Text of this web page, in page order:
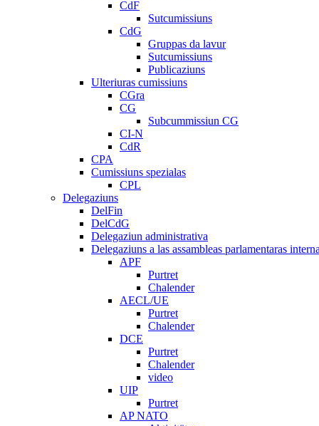
CdF
Sutcumissiuns
CdG
Gruppas da lavur
Sutcumissiuns
Publicaziuns
Ulteriuras cumissiuns
CGra
CG
Subcummissiun CG
CI-N
CdR
CPA
Cumissiuns spezialas
CPL
Delegaziuns
DelFin
DelCdG
Delegaziun administrativa
Delegaziuns a las assambleas parlamentaras
APF
Purtret
Chalender
AECL/UE
Purtret
Chalender
DCE
Purtret
Chalender
video
UIP
Purtret
AP NATO